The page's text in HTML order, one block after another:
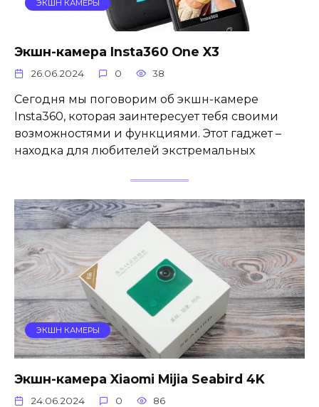
ЭКШН КАМЕРЫ
Экшн-камера Insta360 One X3
26.06.2024 0 38
Сегодня мы поговорим об экшн-камере
Insta360, которая заинтересует тебя своими
возможностями и функциями. Этот гаджет –
находка для любителей экстремальных
ЭКШН КАМЕРЫ
Экшн-камера Xiaomi Mijia Seabird 4K
24.06.2024 0 86